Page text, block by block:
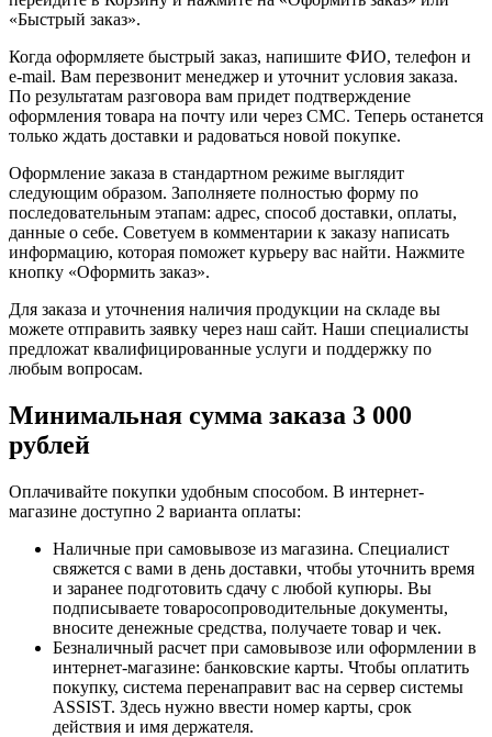
«Быстрый заказ».
Когда оформляете быстрый заказ, напишите ФИО, телефон и
e-mail. Вам перезвонит менеджер и уточнит условия заказа.
По результатам разговора вам придет подтверждение
оформления товара на почту или через СМС. Теперь останется
только ждать доставки и радоваться новой покупке.
Оформление заказа в стандартном режиме выглядит
следующим образом. Заполняете полностью форму по
последовательным этапам: адрес, способ доставки, оплаты,
данные о себе. Советуем в комментарии к заказу написать
информацию, которая поможет курьеру вас найти. Нажмите
кнопку «Оформить заказ».
Для заказа и уточнения наличия продукции на складе вы
можете отправить заявку через наш сайт. Наши специалисты
предложат квалифицированные услуги и поддержку по
любым вопросам.
Минимальная сумма заказа 3 000
рублей
Оплачивайте покупки удобным способом. В интернет-
магазине доступно 2 варианта оплаты:
Наличные при самовывозе из магазина. Специалист
свяжется с вами в день доставки, чтобы уточнить время
и заранее подготовить сдачу с любой купюры. Вы
подписываете товаросопроводительные документы,
вносите денежные средства, получаете товар и чек.
Безналичный расчет при самовывозе или оформлении в
интернет-магазине: банковские карты. Чтобы оплатить
покупку, система перенаправит вас на сервер системы
ASSIST. Здесь нужно ввести номер карты, срок
действия и имя держателя.